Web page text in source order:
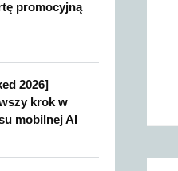
promocyjną
2026]
krok w
mobilnej AI